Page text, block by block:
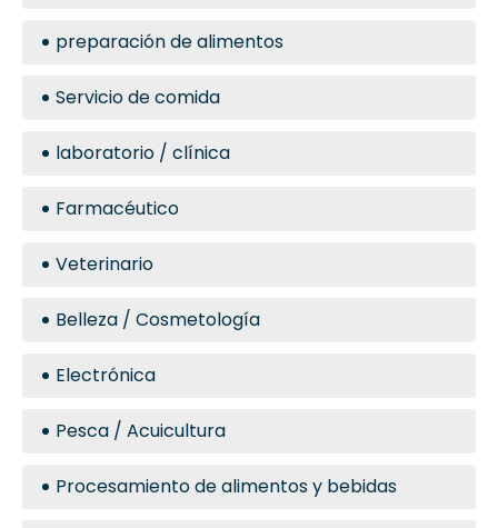
preparación de alimentos
Servicio de comida
laboratorio / clínica
Farmacéutico
Veterinario
Belleza / Cosmetología
Electrónica
Pesca / Acuicultura
Procesamiento de alimentos y bebidas